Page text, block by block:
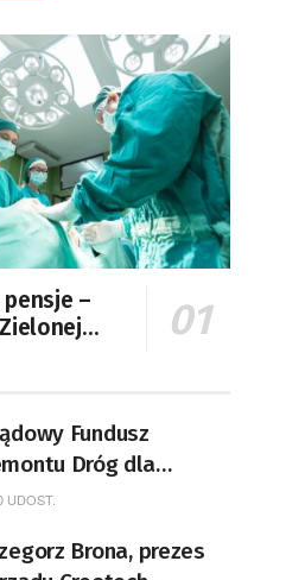
–
dane
Fundusz
Dróg dla
lubuskiego
UDOST.
Brona, prezes